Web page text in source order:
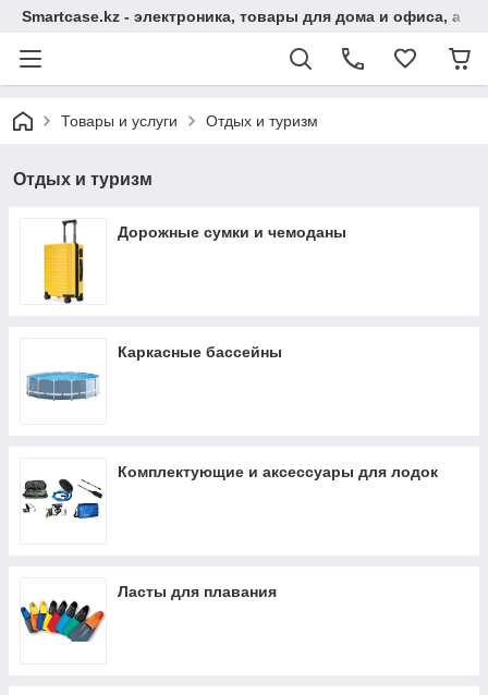
Smartcase.kz - электроника, товары для дома и офиса, а
Товары и услуги Отдых и туризм
Отдых и туризм
Дорожные сумки и чемоданы
Каркасные бассейны
Комплектующие и аксессуары для лодок
Ласты для плавания